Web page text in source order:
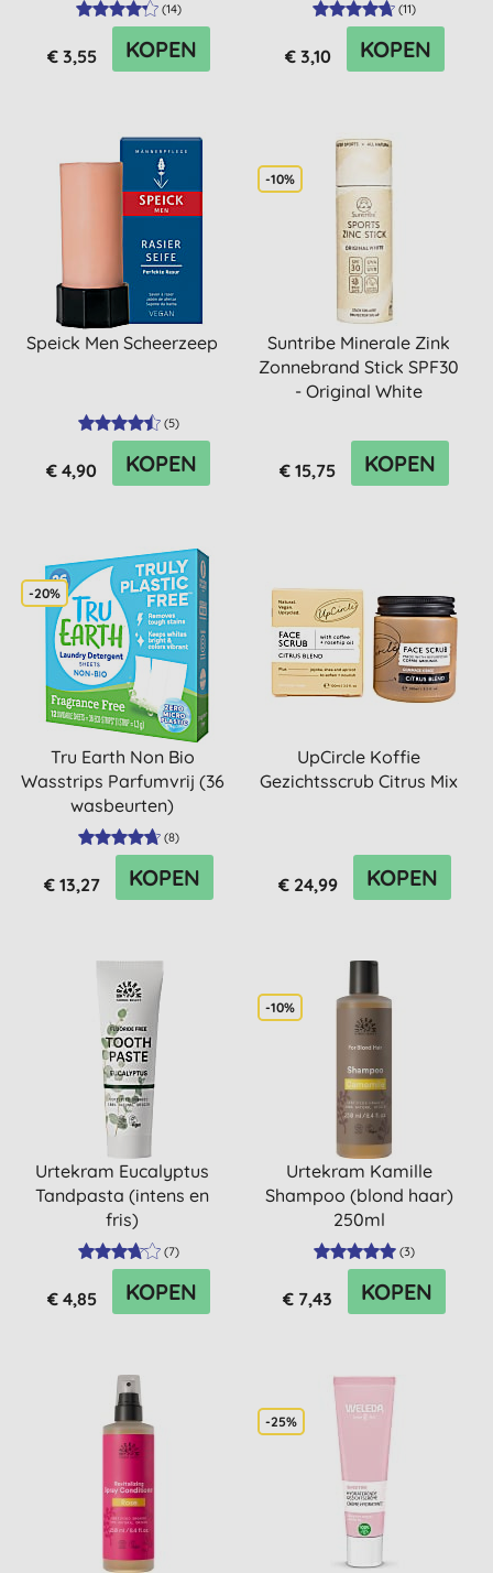
(14)
€ 3,55 KOPEN
(11)
€ 3,10 KOPEN
Speick Men Scheerzeep
(5)
€ 4,90 KOPEN
-10%
Suntribe Minerale Zink
Zonnebrand Stick SPF30
- Original White
€ 15,75 KOPEN
-20%
Tru Earth Non Bio
Wasstrips Parfumvrij (36
wasbeurten)
(8)
€ 13,27 KOPEN
UpCircle Koffie
Gezichtsscrub Citrus Mix
€ 24,99 KOPEN
Urtekram Eucalyptus
Tandpasta (intens en
fris)
(7)
€ 4,85 KOPEN
-10%
Urtekram Kamille
Shampoo (blond haar)
250ml
(3)
€ 7,43 KOPEN
-25%